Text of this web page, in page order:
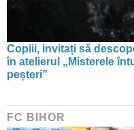
Copiii, invitați să
în atelierul „Misterele
peșteri”
FC BIHOR